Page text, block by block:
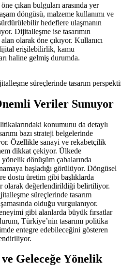
çıkan bulguları arasında yer
döngüsü, malzeme kullanımı ve
hedeflere ulaşmanın
Dijitalleşme ise tasarımın
olarak öne çıkıyor. Kullanıcı
erişilebilirlik, kamu
haline gelmiş durumda.
süreçlerinde tasarım
Veriler Sunuyor
konumunu da detaylı
bazı strateji belgelerinde
Özellikle sanayi ve rekabetçilik
dikkat çekiyor. Ülkede
dönüşüm çabalarında
başladığı görülüyor. Döngüsel
dostu üretim gibi başlıklarda
olarak değerlendirildiği belirtiliyor.
süreçlerinde tasarım
olduğu vurgulanıyor.
gibi alanlarda büyük fırsatlar
Türkiye’nin tasarımı politika
entegre edebileceğini gösteren
Geleceğe Yönelik